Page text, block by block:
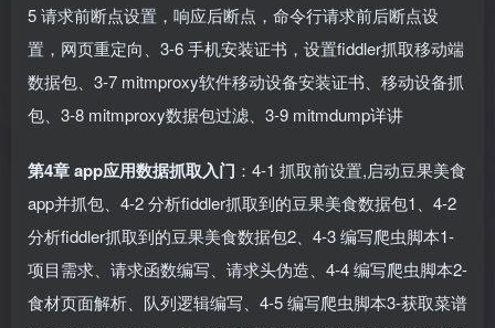
5 请求前断点设置，响应后断点，命令行请求前后断点设
置，网页重定向、3-6 手机安装证书，设置fiddler抓取移动端
数据包、3-7 mitmproxy软件移动设备安装证书、移动设备抓
包、3-8 mitmproxy数据包过滤、3-9 mitmdump详讲
第4章 app应用数据抓取入门 ：4-1 抓取前设置,启动豆果美食
app并抓包、4-2 分析fiddler抓取到的豆果美食数据包1、4-2
分析fiddler抓取到的豆果美食数据包2、4-3 编写爬虫脚本1-
项目需求、请求函数编写、请求头伪造、4-4 编写爬虫脚本2-
食材页面解析、队列逻辑编写、4-5 编写爬虫脚本3-获取菜谱